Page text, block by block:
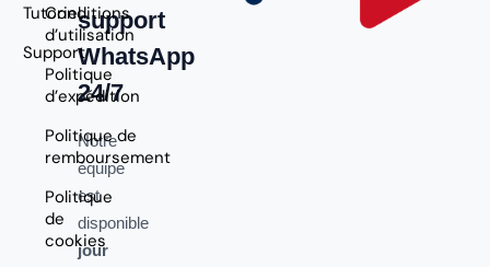
Tutoriel
Support
Conditions
d’utilisation
Politique
d’expédition
Politique de
remboursement
Politique
de
cookies
support
WhatsApp
24/7
Notre
équipe
est
disponible
jour